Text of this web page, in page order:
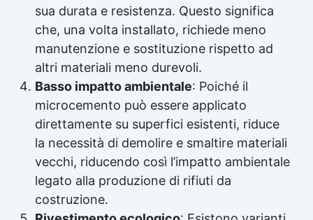
sua durata e resistenza. Questo significa
che, una volta installato, richiede meno
manutenzione e sostituzione rispetto ad
altri materiali meno durevoli.
Basso impatto ambientale: Poiché il
microcemento può essere applicato
direttamente su superfici esistenti, riduce
la necessità di demolire e smaltire materiali
vecchi, riducendo così l’impatto ambientale
legato alla produzione di rifiuti da
costruzione.